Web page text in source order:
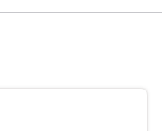
内蒙古自治区通辽市科尔沁区明仁大街宝玑售后服务中心（需提前预约）
内蒙古自治区兴安盟市乌兰浩特市兴安大街宝玑售后服务中心（需提前预约）